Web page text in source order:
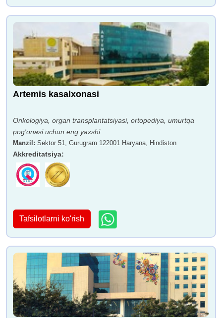
Artemis kasalxonasi
Onkologiya, organ transplantatsiyasi, ortopediya, umurtqa
pog'onasi uchun eng yaxshi
Manzil : Sektor 51, Gurugram 122001 Haryana, Hindiston
Akkreditatsiya:
Tafsilotlarni ko'rish